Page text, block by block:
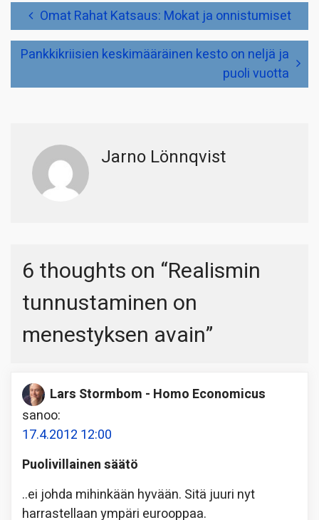
ArtikkelienOmat Rahat Katsaus: Mokat ja onnistumiset
Pankkikriisien keskimääräinen kesto on neljä ja
puoli vuotta
Jarno Lönnqvist
6 thoughts on “Realismin
tunnustaminen on
menestyksen avain”
Lars Stormbom - Homo Economicus
sanoo:
17.4.2012 12:00
Puolivillainen säätö
..ei johda mihinkään hyvään. Sitä juuri nyt
harrastellaan ympäri eurooppaa.